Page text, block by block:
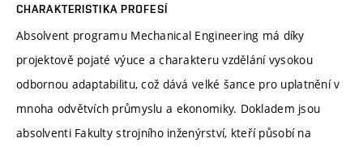
CHARAKTERISTIKA PROFESÍ
Absolvent programu Mechanical Engineering má díky
projektově pojaté výuce a charakteru vzdělání vysokou
odbornou adaptabilitu, což dává velké šance pro uplatnění v
mnoha odvětvích průmyslu a ekonomiky. Dokladem jsou
absolventi Fakulty strojního inženýrství, kteří působí na